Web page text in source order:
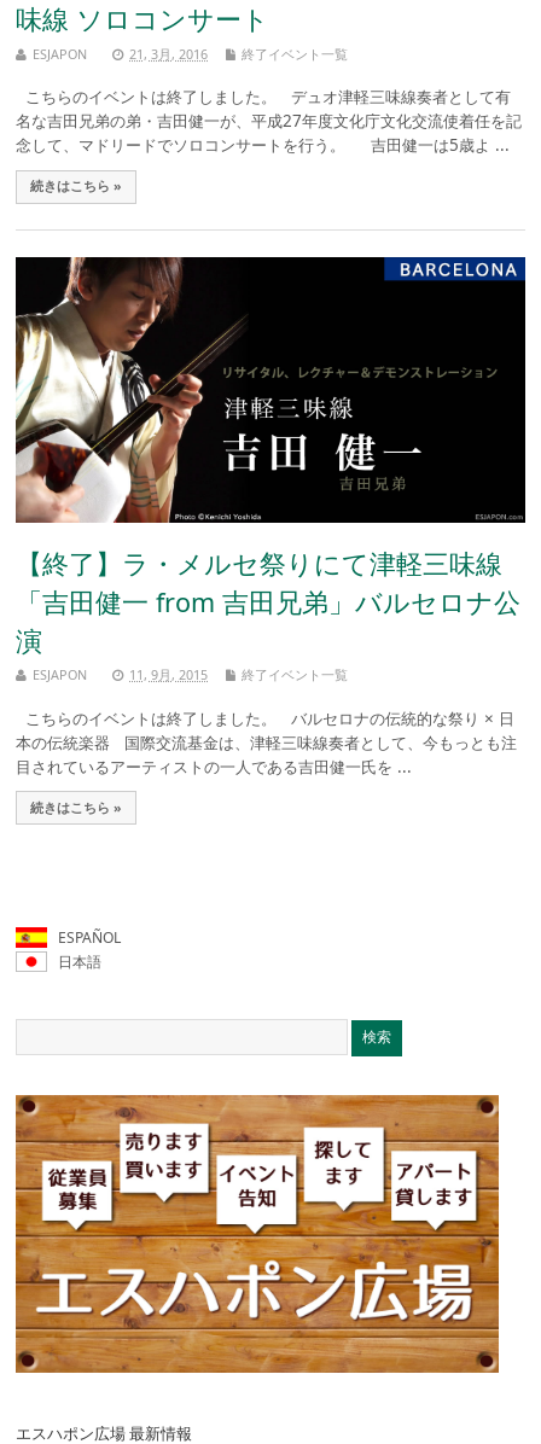
味線 ソロコンサート
ESJAPON 21, 3月, 2016 終了イベント一覧
こちらのイベントは終了しました。 デュオ津軽三味線奏者として有
名な吉田兄弟の弟・吉田健一が、平成27年度文化庁文化交流使着任を記
念して、マドリードでソロコンサートを行う。 吉田健一は5歳よ ...
続きはこちら »
【終了】ラ・メルセ祭りにて津軽三味線
「吉田健一 from 吉田兄弟」バルセロナ公
演
ESJAPON 11, 9月, 2015 終了イベント一覧
こちらのイベントは終了しました。 バルセロナの伝統的な祭り × 日
本の伝統楽器 国際交流基金は、津軽三味線奏者として、今もっとも注
目されているアーティストの一人である吉田健一氏を ...
続きはこちら »
ESPAÑOL
日本語
エスハポン広場 最新情報